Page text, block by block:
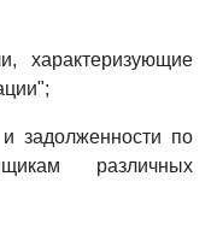
характеризующие
задолженности по
различных